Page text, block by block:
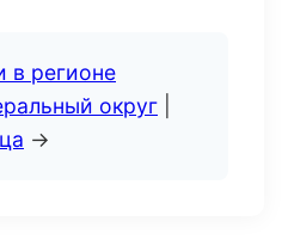
в регионе
округ
→